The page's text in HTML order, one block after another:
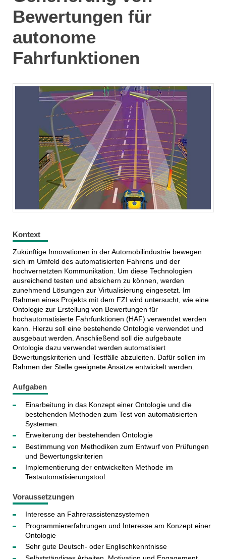
Bewertungen für
autonome
Fahrfunktionen
Kontext
Zukünftige Innovationen in der Automobilindustrie bewegen
sich im Umfeld des automatisierten Fahrens und der
hochvernetzten Kommunikation. Um diese Technologien
ausreichend testen und absichern zu können, werden
zunehmend Lösungen zur Virtualisierung eingesetzt. Im
Rahmen eines Projekts mit dem FZI wird untersucht, wie eine
Ontologie zur Erstellung von Bewertungen für
hochautomatisierte Fahrfunktionen (HAF) verwendet werden
kann. Hierzu soll eine bestehende Ontologie verwendet und
ausgebaut werden. Anschließend soll die aufgebaute
Ontologie dazu verwendet werden automatisiert
Bewertungskriterien und Testfälle abzuleiten. Dafür sollen im
Rahmen der Stelle geeignete Ansätze entwickelt werden.
Aufgaben
Einarbeitung in das Konzept einer Ontologie und die
bestehenden Methoden zum Test von automatisierten
Systemen.
Erweiterung der bestehenden Ontologie
Bestimmung von Methodiken zum Entwurf von Prüfungen
und Bewertungskriterien
Implementierung der entwickelten Methode im
Testautomatisierungstool.
Voraussetzungen
Interesse an Fahrerassistenzsystemen
Programmiererfahrungen und Interesse am Konzept einer
Ontologie
Sehr gute Deutsch- oder Englischkenntnisse